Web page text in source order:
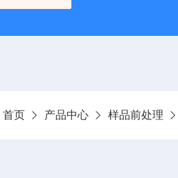
放射性水样蒸发浓缩赶酸仪ZDGS-8
首页 产品中心 样品前处理